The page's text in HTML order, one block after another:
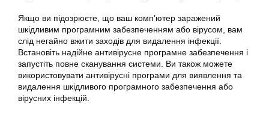
Якщо ви підозрюєте, що ваш комп’ютер заражений
шкідливим програмним забезпеченням або вірусом, вам
слід негайно вжити заходів для видалення інфекції.
Встановіть надійне антивірусне програмне забезпечення і
запустіть повне сканування системи. Ви також можете
використовувати антивірусні програми для виявлення та
видалення шкідливого програмного забезпечення або
вірусних інфекцій.